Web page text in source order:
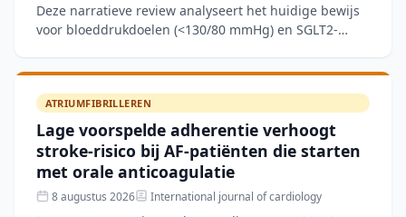
Deze narratieve review analyseert het huidige bewijs
voor bloeddrukdoelen (<130/80 mmHg) en SGLT2-
ATRIUMFIBRILLEREN
Lage voorspelde adherentie verhoogt
stroke-risico bij AF-patiënten die starten
met orale anticoagulatie
8 augustus 2026 International journal of cardiology